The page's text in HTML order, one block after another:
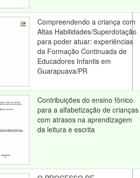
Compreendendo a criança com
Altas Habilidades/Superdotação
para poder atuar: experiências
da Formação Continuada de
Educadores Infantis em
Guarapuava/PR
Contribuições do ensino fônico
para a alfabetização de crianças
com atrasos na aprendizagem
da leitura e escrita